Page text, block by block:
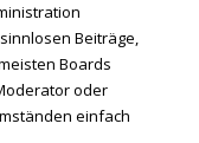
Beiträge,
Boards
oder
einfach